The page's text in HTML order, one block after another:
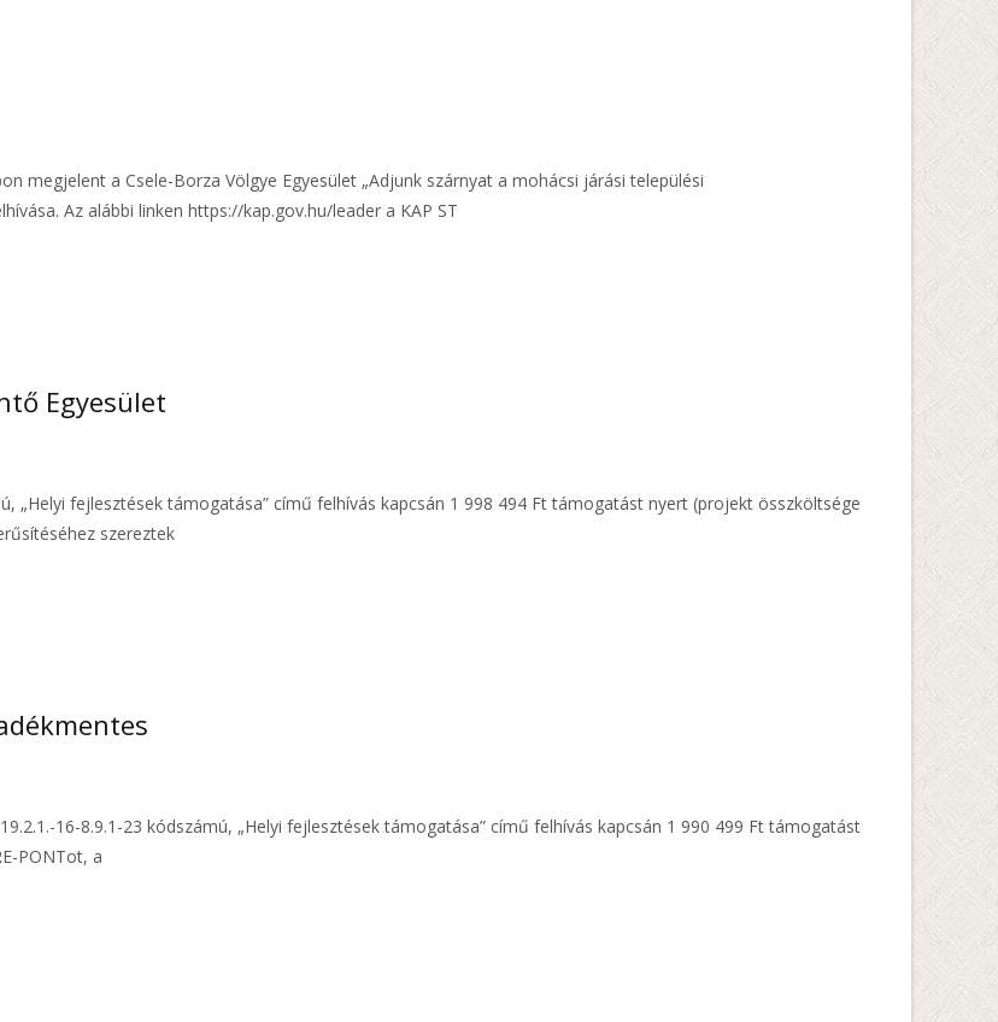
megjelent a Csele-Borza Völgye Egyesület „Adjunk szárnyat a mohácsi járási települési
Az alábbi linken https://kap.gov.hu/leader a KAP ST
Egyesület
„Helyi fejlesztések támogatása” című felhívás kapcsán 1 998 494 Ft támogatást nyert (projekt összköltsége
szereztek
16-8.9.1-23 kódszámú, „Helyi fejlesztések támogatása” című felhívás kapcsán 1 990 499 Ft támogatást
PONTot, a